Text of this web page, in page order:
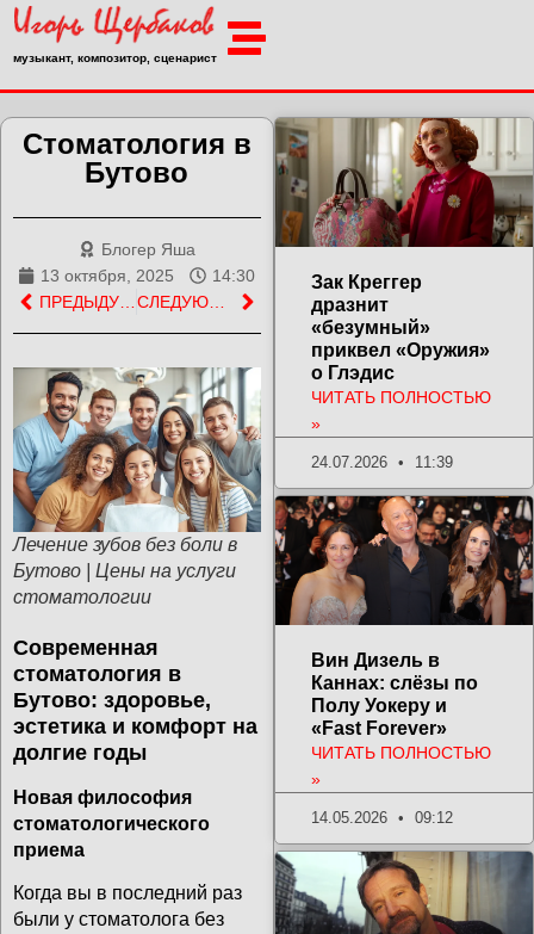
музыкант, композитор, сценарист
Стоматология в
Бутово
Блогер Яша
13 октября, 2025
14:30
Лечение зубов без боли в
Бутово | Цены на услуги
стоматологии
Современная
стоматология в
Бутово: здоровье,
эстетика и комфорт на
долгие годы
Новая философия
стоматологического
приема
Когда вы в последний раз
были у стоматолога без
Зак Креггер
дразнит
«безумный»
приквел «Оружия»
о Глэдис
ЧИТАТЬ ПОЛНОСТЬЮ
»
24.07.2026 11:39
Вин Дизель в
Каннах: слёзы по
Полу Уокеру и
«Fast Forever»
ЧИТАТЬ ПОЛНОСТЬЮ
»
14.05.2026 09:12